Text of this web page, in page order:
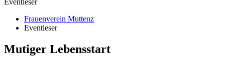
Eventleser
Frauenverein Muttenz
Eventleser
Mutiger Lebensstart